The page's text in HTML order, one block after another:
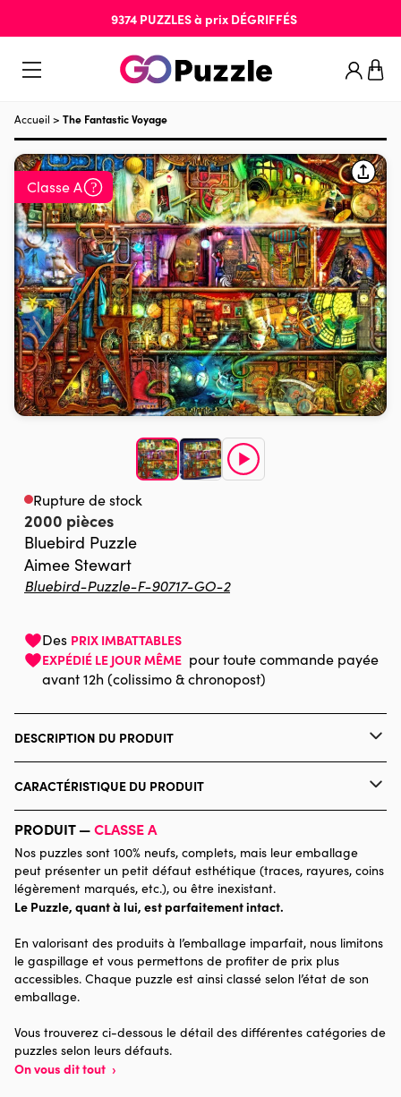
9374 PUZZLESà prix DÉGRIFFÉS
Accueil > The Fantastic Voyage
Classe A
Rupture de stock
2000 pièces
Bluebird Puzzle
Aimee Stewart
Bluebird-Puzzle-F-90717-GO-2
Des PRIX IMBATTABLES
EXPÉDIÉ LE JOUR MÊME pour toute commande payée
avant 12h (colissimo & chronopost)
DESCRIPTION DU PRODUIT
Aimee Stewart / MGL
CARACTÉRISTIQUE DU PRODUIT
Catégorie Puzzles - Rétros et Nostalgie
Age
Puzzle pour Adultes (500 à
Provenance Made in France
Dimensions
PRODUIT —CLASSE A
Nos puzzles sont 100% neufs, complets, mais leur emballage
peut présenter un petit défaut esthétique (traces, rayures, coins
légèrement marqués, etc.), ou être inexistant.
Le Puzzle, quant à lui, est parfaitement intact.
En valorisant des produits à l’emballage imparfait, nous limitons
le gaspillage et vous permettons de profiter de prix plus
accessibles. Chaque puzzle est ainsi classé selon l’état de son
emballage.
Vous trouverez ci-dessous le détail des différentes catégories de
puzzles selon leurs défauts.
On vous dit tout ›